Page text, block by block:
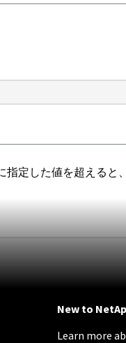
定した値を超えると
New to
Learn more